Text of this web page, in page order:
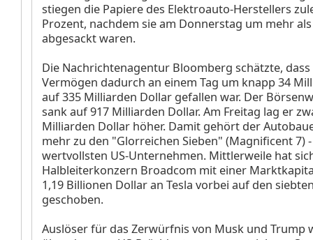
stiegen die Papiere des Elektroauto-Herstellers
Prozent, nachdem sie am Donnerstag um mehr
abgesackt waren.
Die Nachrichtenagentur Bloomberg schätzte,
Vermögen dadurch an einem Tag um knapp 34
auf 335 Milliarden Dollar gefallen war. Der
sank auf 917 Milliarden Dollar. Am Freitag lag er
Milliarden Dollar höher. Damit gehört der
mehr zu den "Glorreichen Sieben" (Magnificent 7)
wertvollsten US-Unternehmen. Mittlerweile hat
Halbleiterkonzern Broadcom mit einer
1,19 Billionen Dollar an Tesla vorbei auf den
geschoben.
Auslöser für das Zerwürfnis von Musk und Trump